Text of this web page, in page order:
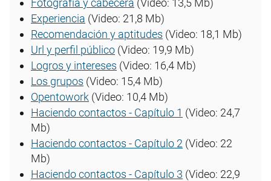
Fotografía y cabecera (Video: 13,5 Mb)
Experiencia (Video: 21,8 Mb)
Recomendación y aptitudes (Video: 18,1 Mb)
Url y perfil público (Video: 19,9 Mb)
Logros y intereses (Video: 16,4 Mb)
Los grupos (Video: 15,4 Mb)
Opentowork (Video: 10,4 Mb)
Haciendo contactos - Capítulo 1 (Video: 24,7
Mb)
Haciendo contactos - Capítulo 2 (Video: 22
Mb)
Haciendo contactos - Capítulo 3 (Video: 22,9